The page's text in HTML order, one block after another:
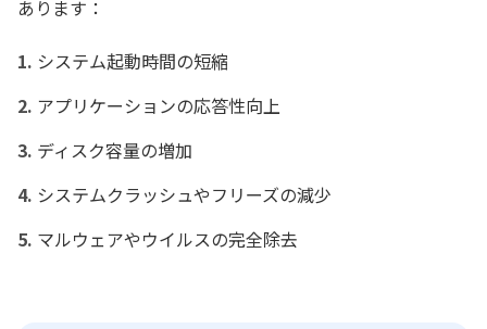
あります：
システム起動時間の短縮
アプリケーションの応答性向上
ディスク容量の増加
システムクラッシュやフリーズの減少
マルウェアやウイルスの完全除去